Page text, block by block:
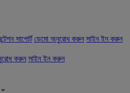
সাপোর্ট ডেমো অনুরোধ করুন সাইন ইন করুন
করুন সাইন ইন করুন